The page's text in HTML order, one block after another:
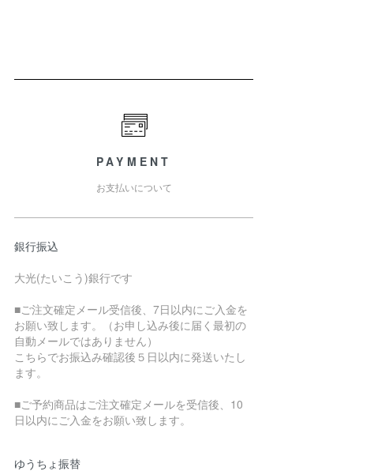
PAYMENT
お支払いについて
銀行振込
大光(たいこう)銀行です
■ご注文確定メール受信後、7日以内にご入金を
お願い致します。（お申し込み後に届く最初の
自動メールではありません）
こちらでお振込み確認後５日以内に発送いたし
ます。
■ご予約商品はご注文確定メールを受信後、10
日以内にご入金をお願い致します。
ゆうちょ振替